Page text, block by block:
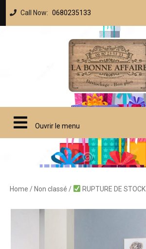
Call Now: 0680235133
Ouvrir le menu
Home / Non classé / RUPTURE DE STOCK